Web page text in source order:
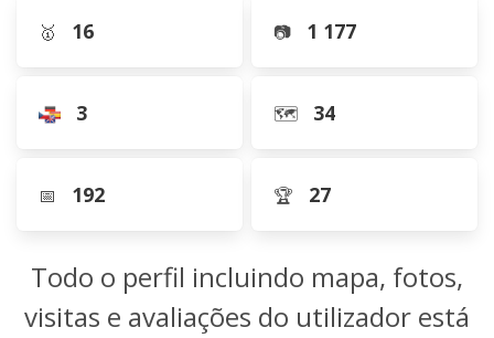
🥇 16 📷 1 177
3 🗺️ 34
📅 192 🏆 27
Todo o perfil incluindo mapa, fotos,
visitas e avaliações do utilizador está